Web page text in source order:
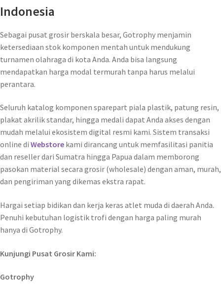
Indonesia
Sebagai pusat grosir berskala besar, Gotrophy menjamin
ketersediaan stok komponen mentah untuk mendukung
turnamen olahraga di kota Anda. Anda bisa langsung
mendapatkan harga modal termurah tanpa harus melalui
perantara.
Seluruh katalog komponen sparepart piala plastik, patung resin,
plakat akrilik standar, hingga medali dapat Anda akses dengan
mudah melalui ekosistem digital resmi kami. Sistem transaksi
online di Webstore kami dirancang untuk memfasilitasi panitia
dan reseller dari Sumatra hingga Papua dalam memborong
pasokan material secara grosir (wholesale) dengan aman, murah,
dan pengiriman yang dikemas ekstra rapat.
Hargai setiap bidikan dan kerja keras atlet muda di daerah Anda.
Penuhi kebutuhan logistik trofi dengan harga paling murah
hanya di Gotrophy.
Kunjungi Pusat Grosir Kami:
Gotrophy